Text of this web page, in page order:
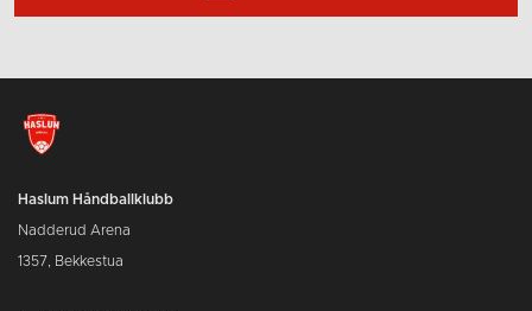
Haslum Håndballklubb
Nadderud Arena
1357, Bekkestua